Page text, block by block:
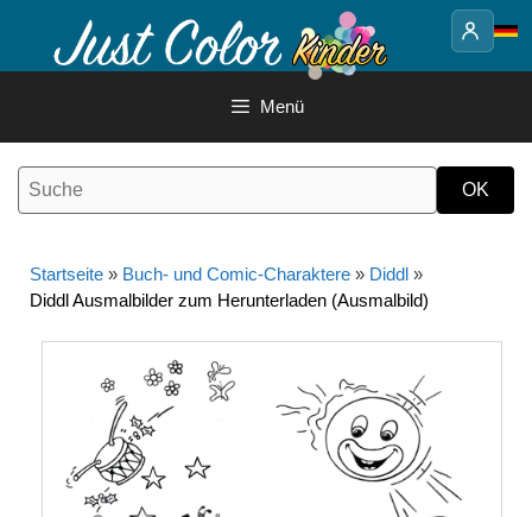
Inhalt
Menü
Startseite » Buch- und Comic-Charaktere » Diddl »
Diddl Ausmalbilder zum Herunterladen (Ausmalbild)